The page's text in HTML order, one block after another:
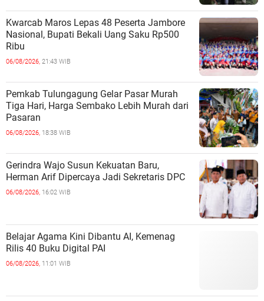
Kwarcab Maros Lepas 48 Peserta Jambore
Nasional, Bupati Bekali Uang Saku Rp500
Ribu
06/08/2026, 21:43 WIB
Pemkab Tulungagung Gelar Pasar Murah
Tiga Hari, Harga Sembako Lebih Murah dari
Pasaran
06/08/2026, 18:38 WIB
Gerindra Wajo Susun Kekuatan Baru,
Herman Arif Dipercaya Jadi Sekretaris DPC
06/08/2026, 16:02 WIB
Belajar Agama Kini Dibantu AI, Kemenag
Rilis 40 Buku Digital PAI
06/08/2026, 11:01 WIB